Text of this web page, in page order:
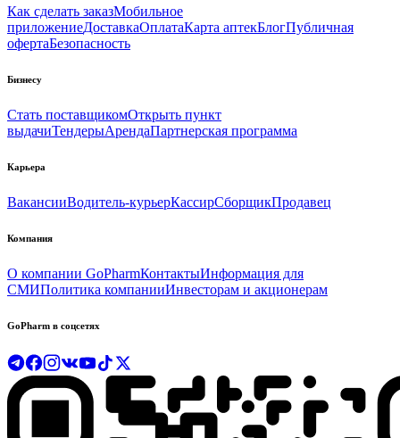
Как сделать заказМобильное
приложениеДоставкаОплатаКарта аптекБлогПубличная
офертаБезопасность
Бизнесу
Стать поставщикомОткрыть пункт
выдачиТендерыАрендаПартнерская программа
Карьера
ВакансииВодитель-курьерКассирСборщикПродавец
Компания
О компании GoPharmКонтактыИнформация для
СМИПолитика компанииИнвесторам и акционерам
GoPharm в соцсетях